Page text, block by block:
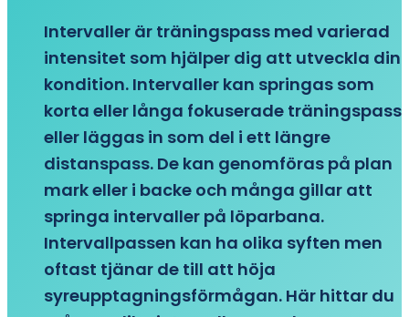
Intervaller är träningspass med varierad
intensitet som hjälper dig att utveckla din
kondition. Intervaller kan springas som
korta eller långa fokuserade träningspass
eller läggas in som del i ett längre
distanspass. De kan genomföras på plan
mark eller i backe och många gillar att
springa intervaller på löparbana.
Intervallpassen kan ha olika syften men
oftast tjänar de till att höja
syreupptagningsförmågan. Här hittar du